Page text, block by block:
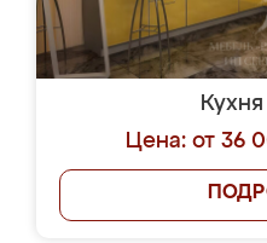
Цена: от 36